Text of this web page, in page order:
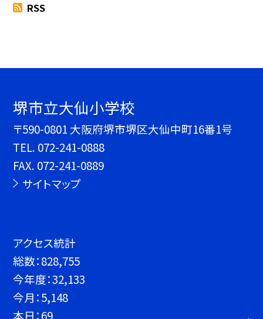
RSS
堺市立大仙小学校
〒590-0801 大阪府堺市堺区大仙中町16番1号
TEL. 072-241-0888
FAX. 072-241-0889
サイトマップ
アクセス統計
総数：828,755
今年度：32,133
今月：5,148
本日：69